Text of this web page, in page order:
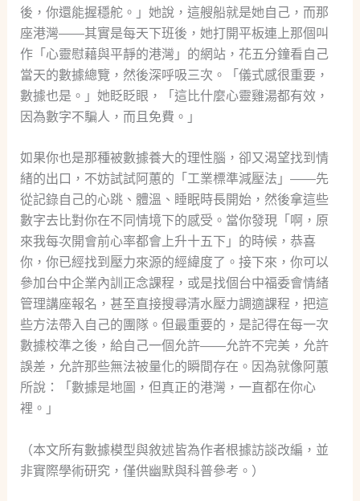
後，你還能握穩舵。」她說，這艘船就是她自己，而那
座港灣——其實是每天下班後，她打開平板連上那個叫
作「心靈慰藉與平靜的港灣」的網站，花五分鐘看自己
當天的數據總覽，然後深呼吸三次。「儀式感很重要，
數據也是。」她眨眨眼，「這比什麼心靈雞湯都有效，
因為數字不騙人，而且免費。」
如果你也是那種被數據養大的理性腦，卻又渴望找到情
緒的出口，不妨試試阿蕙的「工業標準減壓法」——先
從記錄自己的心跳、體溫、睡眠時長開始，然後拿這些
數字去比對你在不同情境下的感受。當你發現「啊，原
來我每次開會前心率都會上升十五下」的時候，恭喜
你，你已經找到壓力來源的經緯度了。接下來，你可以
參加台中企業內訓正念課程，或是找個台中福委會情緒
管理講座報名，甚至直接搜尋清水壓力調適課程，把這
些方法帶入自己的團隊。但最重要的，是記得在每一次
數據校準之後，給自己一個允許——允許不完美，允許
誤差，允許那些無法被量化的瞬間存在。因為就像阿蕙
所說：「數據是地圖，但真正的港灣，一直都在你心
裡。」
（本文所有數據模型與敘述皆為作者根據訪談改編，並
非實際學術研究，僅供幽默與科普參考。）